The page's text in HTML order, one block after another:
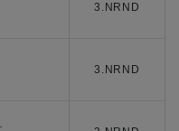
3.NRND
3.NRND